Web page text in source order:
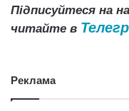
Підписуйтеся на
читайте в
Реклама